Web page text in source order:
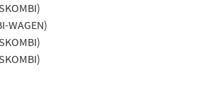
WAGEN)